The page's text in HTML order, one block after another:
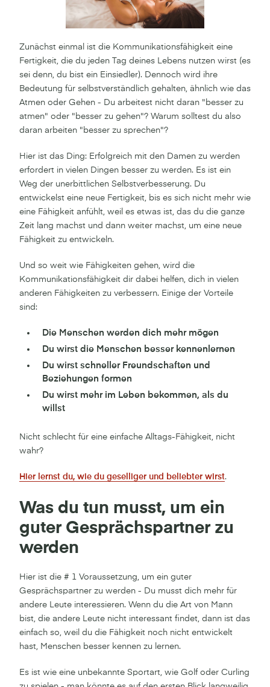
Zunächst einmal ist die Kommunikationsfähigkeit eine
Fertigkeit, die du jeden Tag deines Lebens nutzen wirst (es
sei denn, du bist ein Einsiedler). Dennoch wird ihre
Bedeutung für selbstverständlich gehalten, ähnlich wie das
Atmen oder Gehen - Du arbeitest nicht daran "besser zu
atmen" oder "besser zu gehen"? Warum solltest du also
daran arbeiten "besser zu sprechen"?
Hier ist das Ding: Erfolgreich mit den Damen zu werden
erfordert in vielen Dingen besser zu werden. Es ist ein
Weg der unerbittlichen Selbstverbesserung. Du
entwickelst eine neue Fertigkeit, bis es sich nicht mehr wie
eine Fähigkeit anfühlt, weil es etwas ist, das du die ganze
Zeit lang machst und dann weiter machst, um eine neue
Fähigkeit zu entwickeln.
Und so weit wie Fähigkeiten gehen, wird die
Kommunikationsfähigkeit dir dabei helfen, dich in vielen
anderen Fähigkeiten zu verbessern. Einige der Vorteile
sind:
Die Menschen werden dich mehr mögen
Du wirst die Menschen besser kennenlernen
Du wirst schneller Freundschaften und
Beziehungen formen
Du wirst mehr im Leben bekommen, als du
willst
Nicht schlecht für eine einfache Alltags-Fähigkeit, nicht
wahr?
Hier lernst du, wie du geselliger und beliebter wirst.
Was du tun musst, um ein
guter Gesprächspartner zu
werden
Hier ist die # 1 Voraussetzung, um ein guter
Gesprächspartner zu werden - Du musst dich mehr für
andere Leute interessieren. Wenn du die Art von Mann
bist, die andere Leute nicht interessant findet, dann ist das
einfach so, weil du die Fähigkeit noch nicht entwickelt
hast, Menschen besser kennen zu lernen.
Es ist wie eine unbekannte Sportart, wie Golf oder Curling